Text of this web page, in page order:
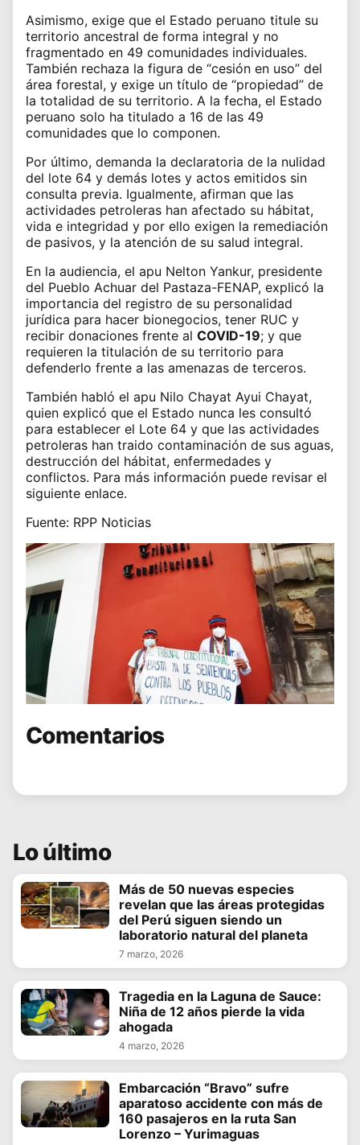
Asimismo, exige que el Estado peruano titule su
territorio ancestral de forma integral y no
fragmentado en 49 comunidades individuales.
También rechaza la figura de “cesión en uso” del
área forestal, y exige un título de “propiedad” de
la totalidad de su territorio. A la fecha, el Estado
peruano solo ha titulado a 16 de las 49
comunidades que lo componen.
Por último, demanda la declaratoria de la nulidad
del lote 64 y demás lotes y actos emitidos sin
consulta previa. Igualmente, afirman que las
actividades petroleras han afectado su hábitat,
vida e integridad y por ello exigen la remediación
de pasivos, y la atención de su salud integral.
En la audiencia, el apu Nelton Yankur, presidente
del Pueblo Achuar del Pastaza-FENAP, explicó la
importancia del registro de su personalidad
jurídica para hacer bionegocios, tener RUC y
recibir donaciones frente al COVID-19; y que
requieren la titulación de su territorio para
defenderlo frente a las amenazas de terceros.
También habló el apu Nilo Chayat Ayui Chayat,
quien explicó que el Estado nunca les consultó
para establecer el Lote 64 y que las actividades
petroleras han traido contaminación de sus aguas,
destrucción del hábitat, enfermedades y
conflictos. Para más información puede revisar el
siguiente enlace.
Fuente: RPP Noticias
Comentarios
Lo último
Más de 50 nuevas especies
revelan que las áreas protegidas
del Perú siguen siendo un
laboratorio natural del planeta
7 marzo, 2026
Tragedia en la Laguna de Sauce:
Niña de 12 años pierde la vida
ahogada
4 marzo, 2026
Embarcación “Bravo” sufre
aparatoso accidente con más de
160 pasajeros en la ruta San
Lorenzo – Yurimaguas